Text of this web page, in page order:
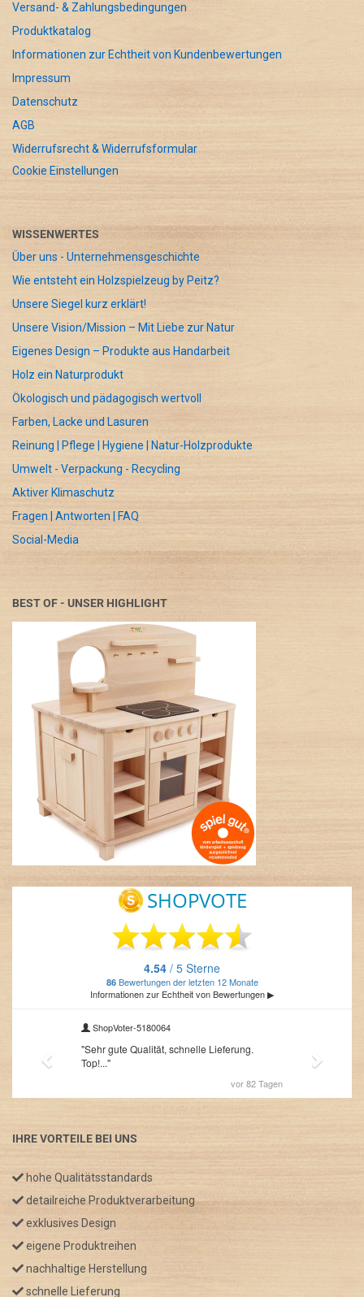
Versand- & Zahlungsbedingungen
Produktkatalog
Informationen zur Echtheit von Kundenbewertungen
Impressum
Datenschutz
AGB
Widerrufsrecht & Widerrufsformular
Cookie Einstellungen
WISSENWERTES
Über uns - Unternehmensgeschichte
Wie entsteht ein Holzspielzeug by Peitz?
Unsere Siegel kurz erklärt!
Unsere Vision/Mission – Mit Liebe zur Natur
Eigenes Design – Produkte aus Handarbeit
Holz ein Naturprodukt
Ökologisch und pädagogisch wertvoll
Farben, Lacke und Lasuren
Reinung | Pflege | Hygiene | Natur-Holzprodukte
Umwelt - Verpackung - Recycling
Aktiver Klimaschutz
Fragen | Antworten | FAQ
Social-Media
BEST OF - UNSER HIGHLIGHT
IHRE VORTEILE BEI UNS
hohe Qualitätsstandards
detailreiche Produktverarbeitung
exklusives Design
eigene Produktreihen
nachhaltige Herstellung
schnelle Lieferung